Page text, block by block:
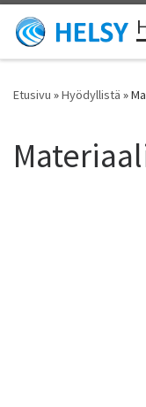
Skip to content
Etusivu »Hyödyllistä »